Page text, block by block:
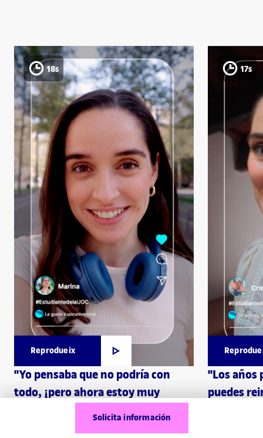
Solicita información
Reprodueix
18s
"Yo pensaba que no podría con
todo, ¡pero ahora estoy muy
17s
"Los años
puedes